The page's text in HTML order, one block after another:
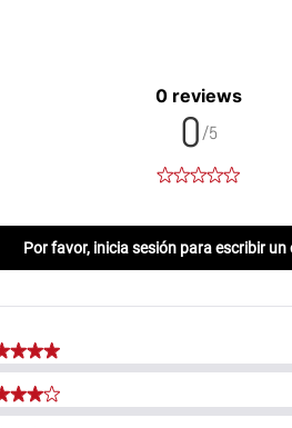
0 reviews
0/5
Por favor, inicia sesión para escribir